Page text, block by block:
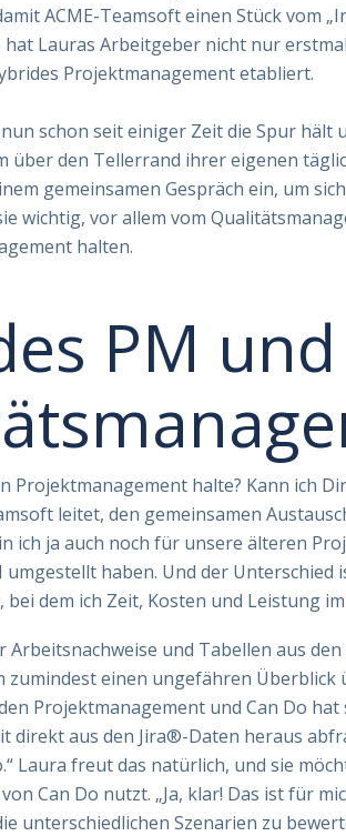
ACME-Teamsoft einen Stück vom
Lauras Arbeitgeber nicht nur
Projektmanagement etabliert.
schon seit einiger Zeit die Spur
über den Tellerrand ihrer eigenen
gemeinsamen Gespräch ein, um
wichtig, vor allem vom
halten.
PM
Projektmanagement halte? Kann ich
leitet, den gemeinsamen
ich ja auch noch für unsere älteren
haben. Und der Unterschied
bei dem ich Zeit, Kosten und Leistung
Arbeitsnachweise und Tabellen aus
zumindest einen ungefähren
Projektmanagement und Can Do
direkt aus den Jira®-Daten heraus
Laura freut das natürlich, und sie
Can Do nutzt. „Ja, klar! Das ist für
unterschiedlichen Szenarien zu